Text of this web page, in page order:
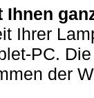
Ihnen
Ihrer
PC.
der